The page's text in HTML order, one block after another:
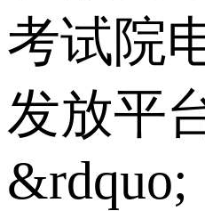
考试院
发放平
&rdquo;